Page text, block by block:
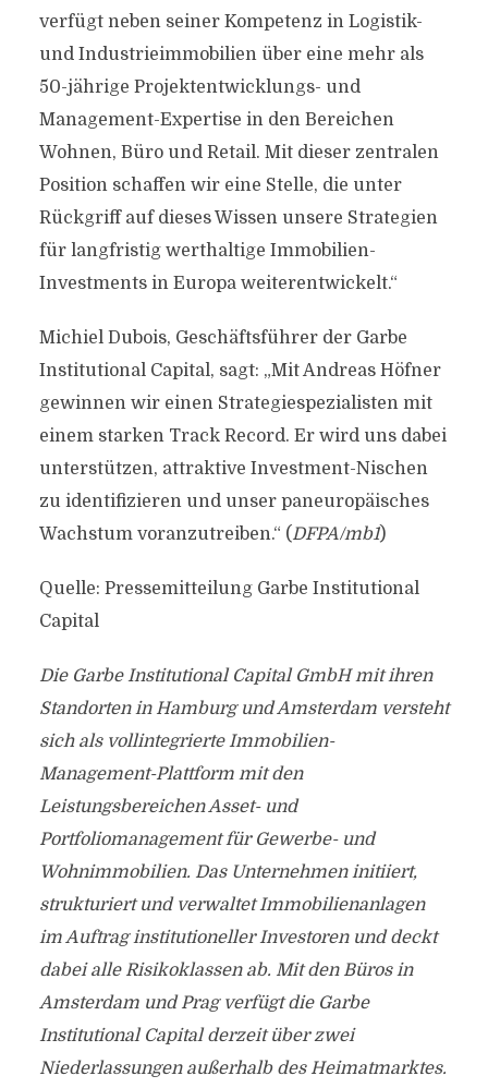
verfügt neben seiner Kompetenz in Logistik-
und Industrieimmobilien über eine mehr als
50-jährige Projektentwicklungs- und
Management-Expertise in den Bereichen
Wohnen, Büro und Retail. Mit dieser zentralen
Position schaffen wir eine Stelle, die unter
Rückgriff auf dieses Wissen unsere Strategien
für langfristig werthaltige Immobilien-
Investments in Europa weiterentwickelt.“
Michiel Dubois, Geschäftsführer der Garbe
Institutional Capital, sagt: „Mit Andreas Höfner
gewinnen wir einen Strategiespezialisten mit
einem starken Track Record. Er wird uns dabei
unterstützen, attraktive Investment-Nischen
zu identifizieren und unser paneuropäisches
Wachstum voranzutreiben.“ (DFPA/mb1)
Quelle: Pressemitteilung Garbe Institutional
Capital
Die Garbe Institutional Capital GmbH mit ihren
Standorten in Hamburg und Amsterdam versteht
sich als vollintegrierte Immobilien-
Management-Plattform mit den
Leistungsbereichen Asset- und
Portfoliomanagement für Gewerbe- und
Wohnimmobilien. Das Unternehmen initiiert,
strukturiert und verwaltet Immobilienanlagen
im Auftrag institutioneller Investoren und deckt
dabei alle Risikoklassen ab. Mit den Büros in
Amsterdam und Prag verfügt die Garbe
Institutional Capital derzeit über zwei
Niederlassungen außerhalb des Heimatmarktes.